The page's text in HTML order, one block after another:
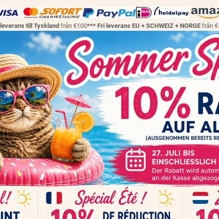
till Tyskland från €100*** Fri leverans EU + SCHWEIZ + NORGE från